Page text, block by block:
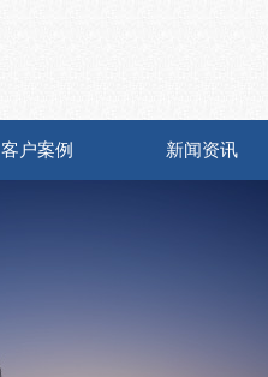
客户案例 新闻资讯